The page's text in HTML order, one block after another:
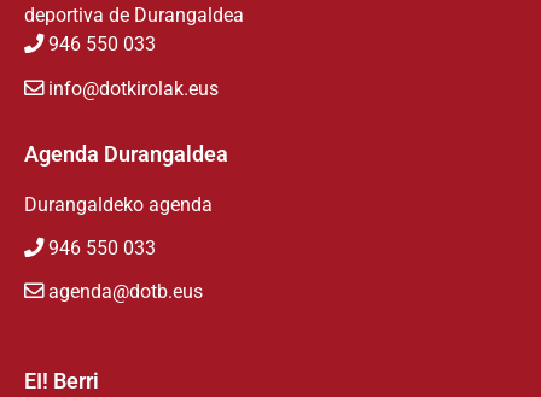
deportiva de Durangaldea
946 550 033
info@dotkirolak.eus
Agenda Durangaldea
Durangaldeko agenda
946 550 033
agenda@dotb.eus
EI! Berri